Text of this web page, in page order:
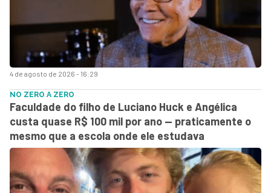
4 de agosto de 2026 - 16:29
NO ZERO A ZERO
Faculdade do filho de Luciano Huck e Angélica
custa quase R$ 100 mil por ano — praticamente o
mesmo que a escola onde ele estudava